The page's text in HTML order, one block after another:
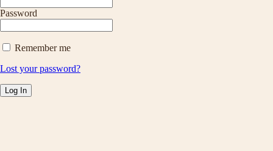
Password
Remember me
Lost your password?